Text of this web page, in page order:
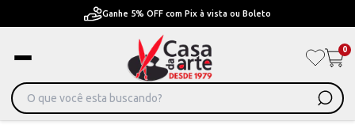
Ganhe 5% OFF com Pix à vista ou Boleto
0